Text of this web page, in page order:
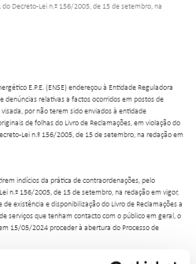
do Decreto-Lei n.º 156/2005, de 15 de setembro, na
E.P.E. (ENSE) endereçou à Entidade Reguladora
denúncias relativas a factos ocorridos em postos de
por não terem sido enviados à entidade
de folhas do Livro de Reclamações, em violação do
Lei n.º 156/2005, de 15 de setembro, na redação em
indícios da prática de contraordenações, pelo
n.º 156/2005, de 15 de setembro, na redação em vigor,
existência e disponibilização do Livro de Reclamações a
serviços que tenham contacto com o público em geral, o
15/05/2024 proceder à abertura do Processo de